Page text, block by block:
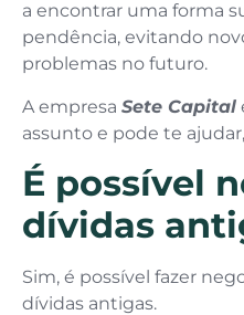
a encontrar uma forma
pendência, evitando
problemas no futuro.
A empresa Sete Capital
assunto e pode te
É possível
dívidas
Sim, é possível fazer
dívidas antigas.